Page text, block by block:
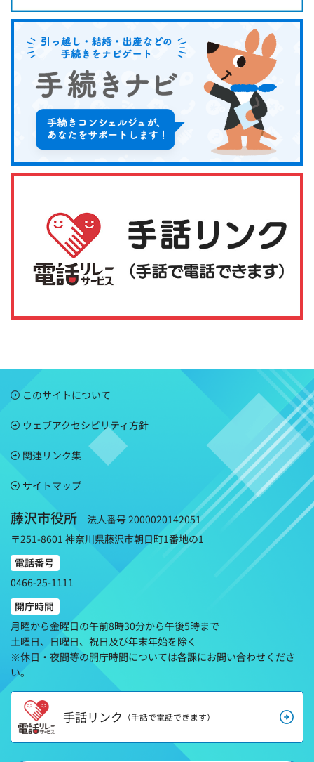
このサイトについて
ウェブアクセシビリティ方針
関連リンク集
サイトマップ
藤沢市役所
法人番号 2000020142051
〒251-8601 神奈川県藤沢市朝日町1番地の1
電話番号
0466-25-1111
開庁時間
月曜から金曜日の午前8時30分から午後5時まで
土曜日、日曜日、祝日及び年末年始を除く
※休日・夜間等の開庁時間については各課にお問い合わせくださ
い。
手話リンク （手話で電話できます）